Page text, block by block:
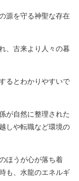
源を守る神聖な存在
、古来より人々の暮
るとわかりやすいで
が自然に整理された
しや転職など環境の
ほうが心が落ち着
も、水龍のエネルギ